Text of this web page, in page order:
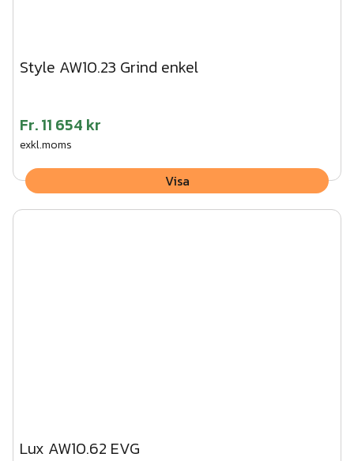
Style AW10.23 Grind enkel
Fr.11 654 kr
exkl.moms
Visa
Lux AW10.62 EVG